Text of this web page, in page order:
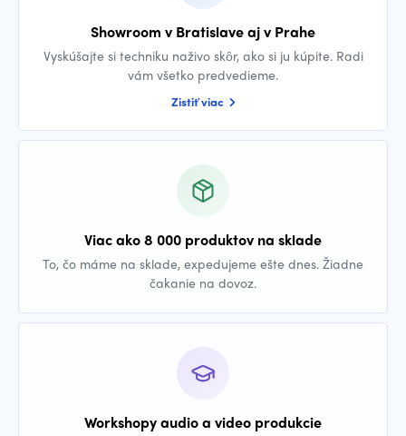
Showroom v Bratislave aj v Prahe
Vyskúšajte si techniku naživo skôr, ako si ju kúpite. Radi
vám všetko predvedieme.
Zistiť viac
Viac ako 8 000 produktov na sklade
To, čo máme na sklade, expedujeme ešte dnes. Žiadne
čakanie na dovoz.
Workshopy audio a video produkcie